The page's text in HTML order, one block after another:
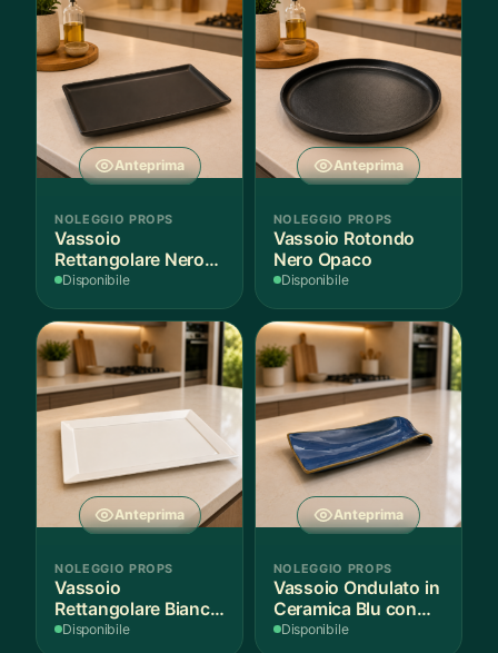
Anteprima
NOLEGGIO PROPS
Vassoio
Rettangolare Nero
Opaco
Disponibile
Anteprima
NOLEGGIO PROPS
Vassoio Rotondo
Nero Opaco
Disponibile
Anteprima
NOLEGGIO PROPS
Vassoio
Rettangolare Bianco
per Scenografie
Disponibile
Anteprima
NOLEGGIO PROPS
Vassoio Ondulato in
Ceramica Blu con
Bordo Dorato
Disponibile